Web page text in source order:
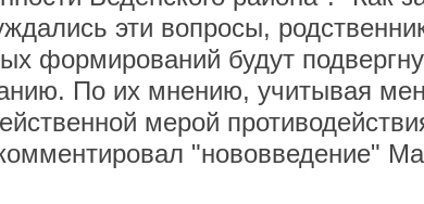
эти вопросы,
формирований будут
По их мнению, учитывая
мерой
"нововведение"